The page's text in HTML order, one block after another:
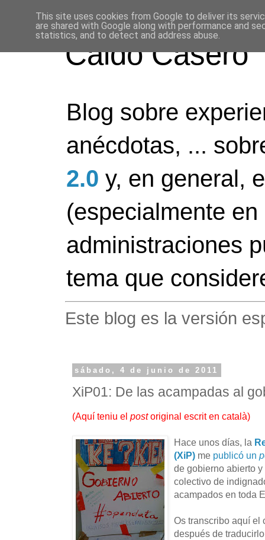
Caldo Casero
Blog sobre
anécdotas, ...
2.0 y, en general,
(especialmente
administraciones
tema que
Este blog es la versión
sábado, 4 de junio de 2011
XiP01: De las acampadas al
(Aquí teniu el postoriginal escrit en català)
Hace unos días, la
(XiP) me publicó un
de gobierno abierto
colectivo de
acampados en toda
Os transcribo aquí
después de
This site uses cookies from Google to deliver its
are shared with Google along with performance and
statistics, and to detect and address abuse.